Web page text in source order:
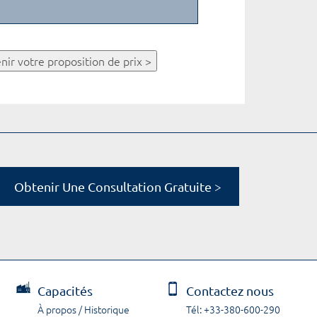
votre proposition de prix >
Obtenir Une Consultation Gratuite >
Capacités
À propos / Historique
Contactez nous
Tél: +33-380-600-290